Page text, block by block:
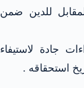
للدين ضمن
جادة لاستيفاء